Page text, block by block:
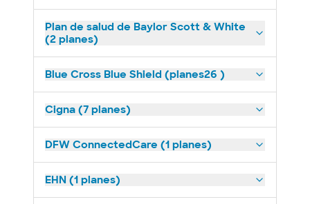
Plan de salud de Baylor Scott & White
(2 planes)
Blue Cross Blue Shield (planes26 )
Cigna (7 planes)
DFW ConnectedCare (1 planes)
EHN (1 planes)